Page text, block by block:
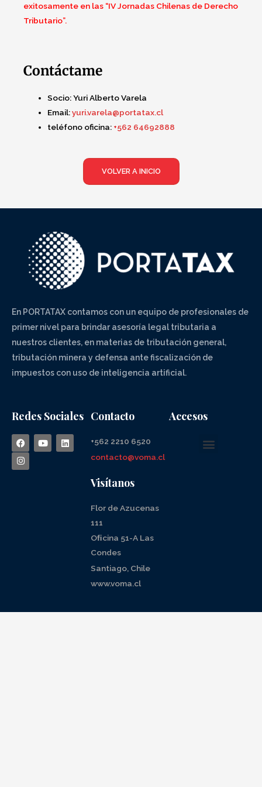
exitosamente en las “IV Jornadas Chilenas de Derecho
Tributario”.
Contáctame
Socio:Yuri Alberto Varela
Email:yuri.varela@portatax.cl
teléfono oficina: +562 64692888
VOLVER A INICIO
En PORTATAX contamos con un equipo de profesionales de
primer nivel para brindar asesoría legal tributaria a
nuestros clientes, en materias de tributación general,
tributación minera y defensa ante fiscalización de
impuestos con uso de inteligencia artificial.
Redes Sociales Contacto
+562 2210 6520
contacto@voma.cl
Visítanos
Flor de Azucenas
111
Oﬁcina 51-A Las
Condes
Santiago, Chile
www.voma.cl
Accesos